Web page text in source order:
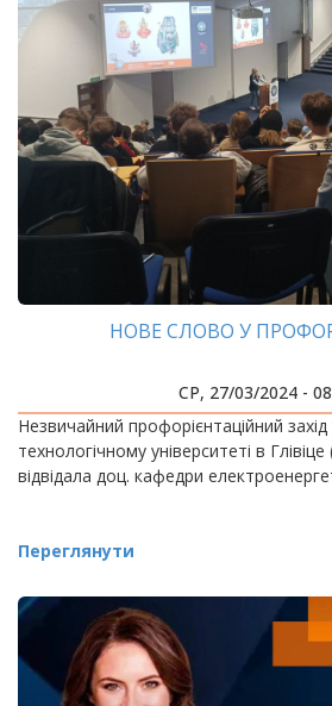
НОВЕ СЛОВО У
СР, 27/03/2024 -
Незвичайний профорієнтаційний
технологічному університеті в
відвідала доц. кафедри
Переглянути